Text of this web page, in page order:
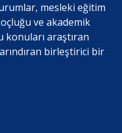
mesleki eğitim
ve akademik
konuları araştıran
birleştirici bir